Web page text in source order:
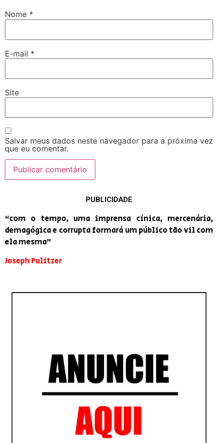
Nome *
E-mail *
Site
Salvar meus dados neste navegador para a próxima vez
que eu comentar.
PUBLICIDADE
“com o tempo, uma imprensa cínica, mercenária,
demagógica e corrupta formará um público tão vil com
ela mesma”
Joseph Pulitzer